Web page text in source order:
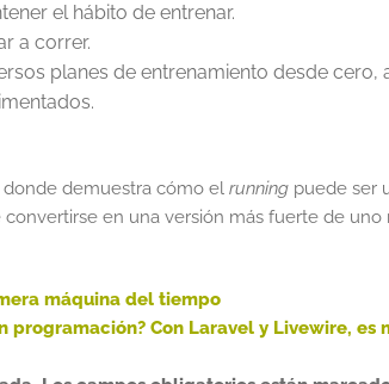
el hábito de entrenar.
a correr.
planes de entrenamiento desde cero,
donde demuestra cómo el runningpuede ser
en una versión más fuerte de uno
máquina del tiempo
Con Laravel y Livewire, es